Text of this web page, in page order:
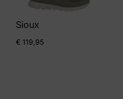
Sioux
€ 119,95